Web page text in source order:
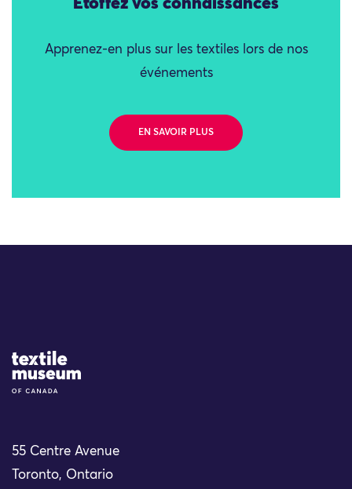
Étoffez vos connaissances
Apprenez-en plus sur les textiles lors de nos
événements
EN SAVOIR PLUS
Site Logo
55 Centre Avenue
Toronto, Ontario